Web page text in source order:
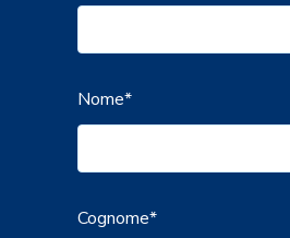
Nome*
Cognome*